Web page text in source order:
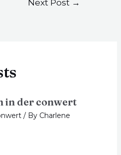
Next Post →
in der conwert
/ By Charlene